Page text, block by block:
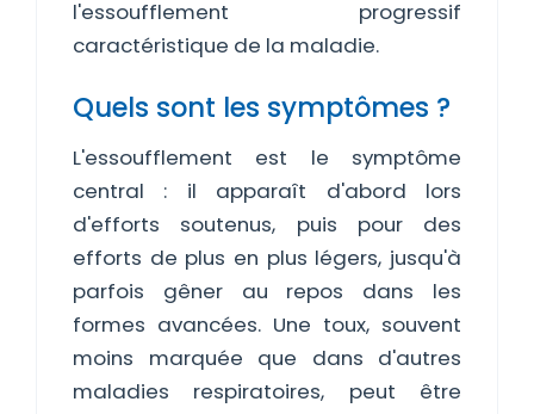
l'essoufflement progressif
caractéristique de la maladie.
Quels sont les symptômes ?
L'essoufflement est le symptôme
central : il apparaît d'abord lors
d'efforts soutenus, puis pour des
efforts de plus en plus légers, jusqu'à
parfois gêner au repos dans les
formes avancées. Une toux, souvent
moins marquée que dans d'autres
maladies respiratoires, peut être